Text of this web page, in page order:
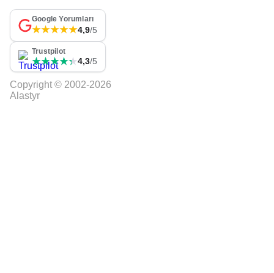
Google Yorumları
★★★★★4,9/5
Trustpilot
★★★★★
★★★★★4,3/5
Copyright © 2002-2026
Alastyr